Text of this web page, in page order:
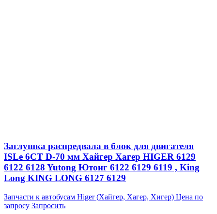
Заглушка распредвала в блок для двигателя
ISLe 6CT D-70 мм Хайгер Хагер HIGER 6129
6122 6128 Yutong Ютонг 6122 6129 6119 , King
Long KING LONG 6127 6129
Запчасти к автобусам Higer (Хайгер, Хагер, Хигер) Цена по
запросу Запросить